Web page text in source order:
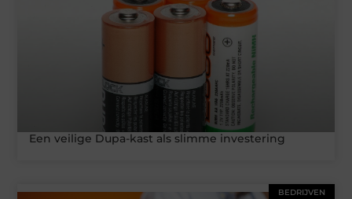
Een veilige Dupa-kast als slimme investering
BEDRIJVEN